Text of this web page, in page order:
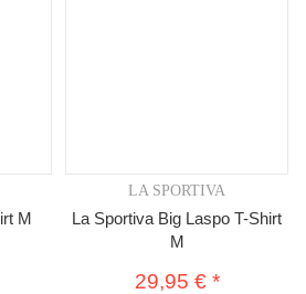
M
LA SPORTIVA
La Sportiva Big Laspo T-Shirt
M
29,95 € *